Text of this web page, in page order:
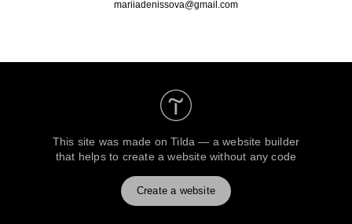
mariiadenissova@gmail.com
This site was made onTilda — a website builder
that helps to create a website without any code
Create a website